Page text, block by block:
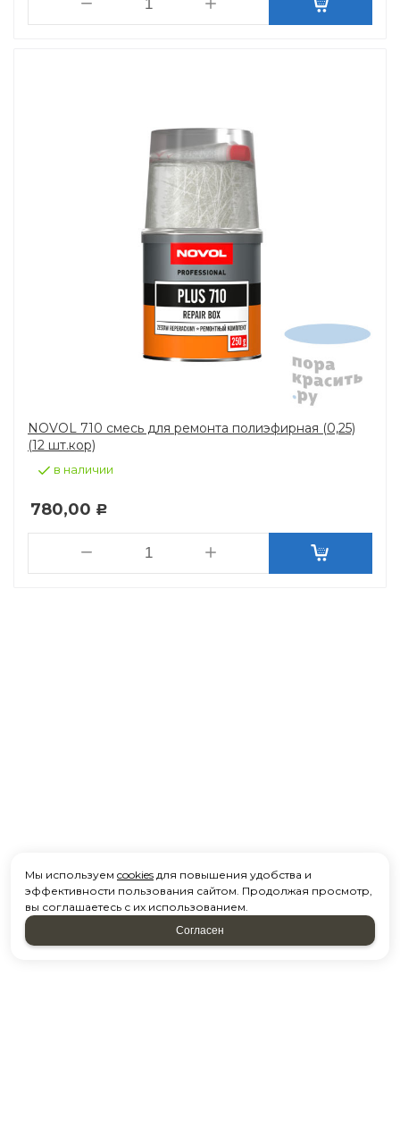
NOVOL 710 смесь для ремонта полиэфирная (0,25)
(12 шт.кор)
в наличии
780,00 Р
Мы используем cookies для повышения удобства и
эффективности пользования сайтом. Продолжая просмотр,
вы соглашаетесь с их использованием.
Согласен